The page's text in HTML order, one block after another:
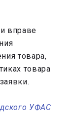
вправе
товара,
товара
УФАС